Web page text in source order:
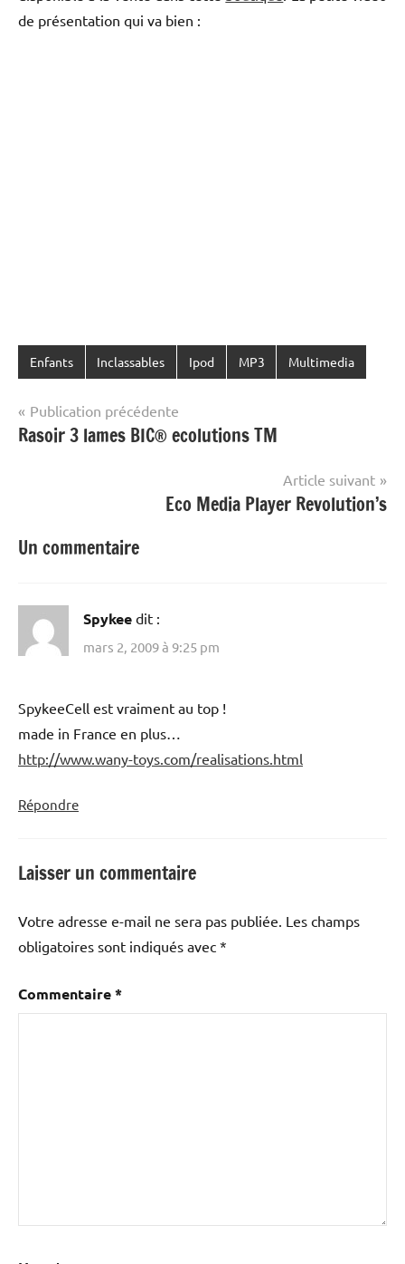
de présentation qui va bien :
Enfants Inclassables Ipod MP3 Multimedia
Navigation
de
Publication précédente
Rasoir 3 lames BIC® ecolutions TM
Article suivant
Eco Media Player Revolution’s
Un commentaire
Spykee dit :
mars 2, 2009 à 9:25 pm
SpykeeCell est vraiment au top !
made in France en plus…
http://www.wany-toys.com/realisations.html
Répondre
Laisser un commentaire
Votre adresse e-mail ne sera pas publiée. Les champs
obligatoires sont indiqués avec *
Commentaire*